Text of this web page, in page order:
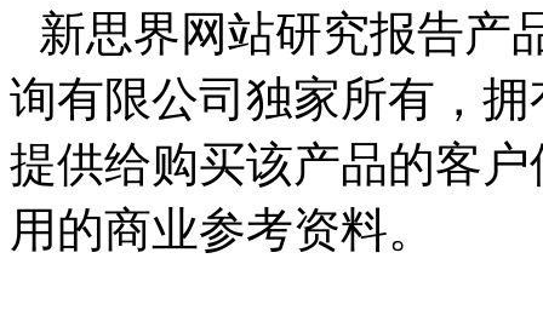
新思界网站研究报告产
询有限公司独家所有，
提供给购买该产品的客
用的商业参考资料。